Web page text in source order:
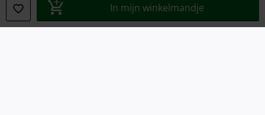
In mijn winkelmandje
Annuleer bestelling